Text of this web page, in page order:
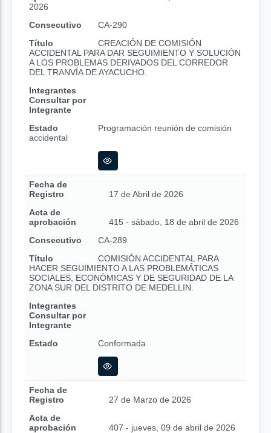
2026
Consecutivo
CA-290
Título
CREACIÓN DE COMISIÓN
ACCIDENTAL PARA DAR SEGUIMIENTO Y SOLUCIÓN
A LOS PROBLEMAS DERIVADOS DEL CORREDOR
DEL TRANVÍA DE AYACUCHO.
Integrantes
Consultar por
Integrante
Estado
Programación reunión de comisión
accidental
Fecha de
Registro
17 de Abril de 2026
Acta de
aprobación
415 - sábado, 18 de abril de 2026
Consecutivo
CA-289
Título
COMISIÓN ACCIDENTAL PARA
HACER SEGUIMIENTO A LAS PROBLEMÁTICAS
SOCIALES, ECONÓMICAS Y DE SEGURIDAD DE LA
ZONA SUR DEL DISTRITO DE MEDELLIN.
Integrantes
Consultar por
Integrante
Estado
Conformada
Fecha de
Registro
27 de Marzo de 2026
Acta de
aprobación
407 - jueves, 09 de abril de 2026